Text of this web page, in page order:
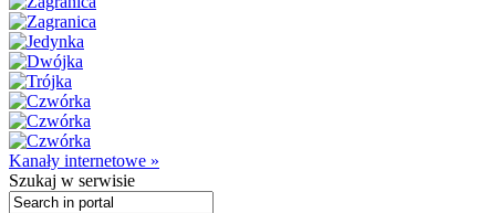
Kanały internetowe »
Szukaj w serwisie